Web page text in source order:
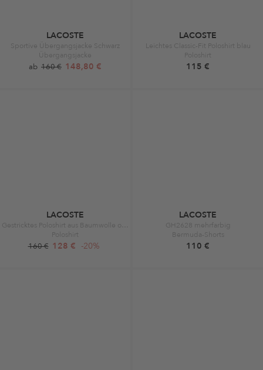
LACOSTE
Sportive Übergangsjacke Schwarz
Übergangsjacke
ab 160 € 148,80 €
LACOSTE
Leichtes Classic-Fit Poloshirt blau
Poloshirt
115 €
LACOSTE
Poloshirt
160 € 128 € -20%
LACOSTE
GH2628 mehrfarbig
Bermuda-Shorts
110 €